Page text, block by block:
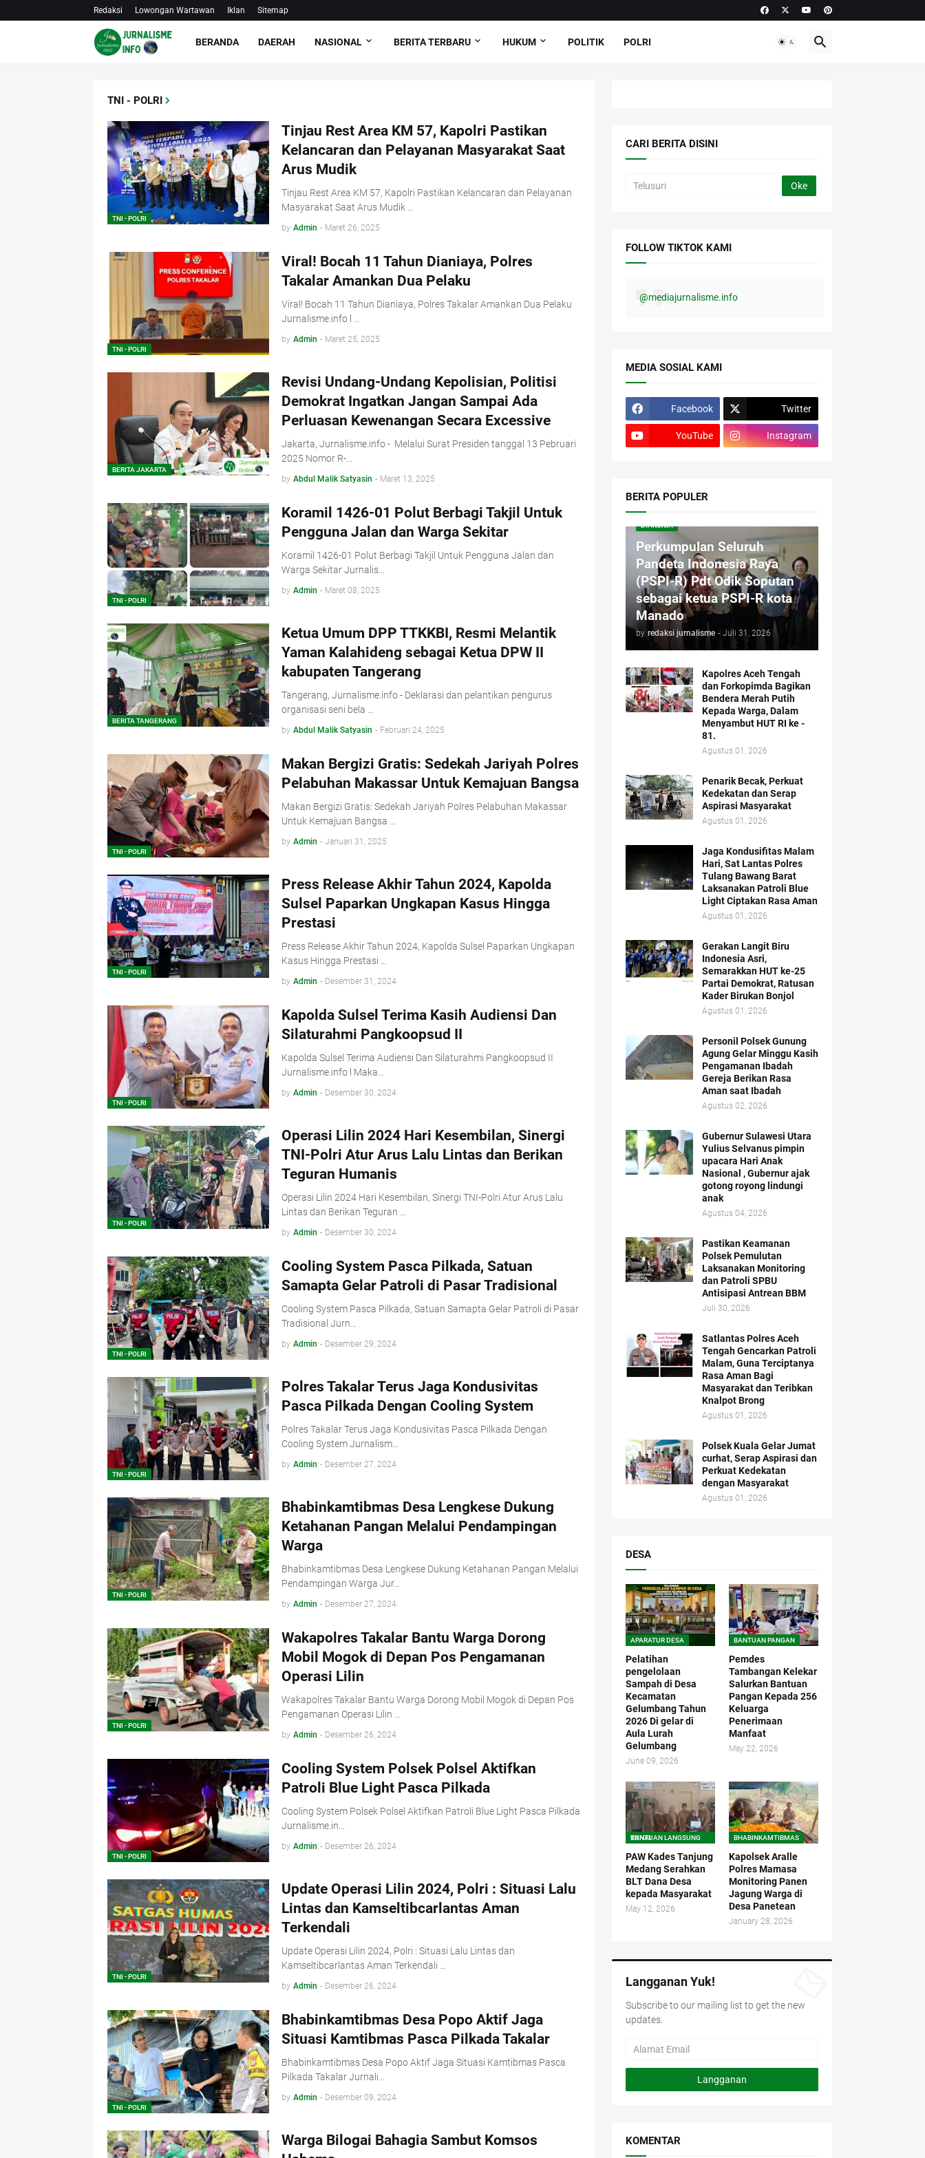
Redaksi Lowongan Wartawan Iklan Sitemap
BERANDA DAERAH NASIONAL BERITA TERBARU HUKUM POLITIK POLRI
TNI - POLRI
TNI - POLRI
Tinjau Rest Area KM 57, Kapolri Pastikan
Kelancaran dan Pelayanan Masyarakat Saat
Arus Mudik
Tinjau Rest Area KM 57, Kapolri Pastikan Kelancaran dan Pelayanan
Masyarakat Saat Arus Mudik …
by Admin - Maret 26, 2025
TNI - POLRI
Viral! Bocah 11 Tahun Dianiaya, Polres
Takalar Amankan Dua Pelaku
Viral! Bocah 11 Tahun Dianiaya, Polres Takalar Amankan Dua Pelaku
Jurnalisme.info l …
by Admin - Maret 25, 2025
BERITA JAKARTA
Revisi Undang-Undang Kepolisian, Politisi
Demokrat Ingatkan Jangan Sampai Ada
Perluasan Kewenangan Secara Excessive
Jakarta, Jurnalisme.info - Melalui Surat Presiden tanggal 13 Pebruari
2025 Nomor R-…
by Abdul Malik Satyasin - Maret 13, 2025
TNI - POLRI
Koramil 1426-01 Polut Berbagi Takjil Untuk
Pengguna Jalan dan Warga Sekitar
Koramil 1426-01 Polut Berbagi Takjil Untuk Pengguna Jalan dan
Warga Sekitar Jurnalis…
by Admin - Maret 08, 2025
BERITA TANGERANG
Ketua Umum DPP TTKKBI, Resmi Melantik
Yaman Kalahideng sebagai Ketua DPW II
kabupaten Tangerang
Tangerang, Jurnalisme.info - Deklarasi dan pelantikan pengurus
organisasi seni bela …
by Abdul Malik Satyasin - Februari 24, 2025
TNI - POLRI
Makan Bergizi Gratis: Sedekah Jariyah Polres
Pelabuhan Makassar Untuk Kemajuan Bangsa
Makan Bergizi Gratis: Sedekah Jariyah Polres Pelabuhan Makassar
Untuk Kemajuan Bangsa …
by Admin - Januari 31, 2025
TNI - POLRI
Press Release Akhir Tahun 2024, Kapolda
Sulsel Paparkan Ungkapan Kasus Hingga
Prestasi
Press Release Akhir Tahun 2024, Kapolda Sulsel Paparkan Ungkapan
Kasus Hingga Prestasi …
by Admin - Desember 31, 2024
TNI - POLRI
Kapolda Sulsel Terima Kasih Audiensi Dan
Silaturahmi Pangkoopsud II
Kapolda Sulsel Terima Audiensi Dan Silaturahmi Pangkoopsud II
Jurnalisme.info l Maka…
by Admin - Desember 30, 2024
TNI - POLRI
Operasi Lilin 2024 Hari Kesembilan, Sinergi
TNI-Polri Atur Arus Lalu Lintas dan Berikan
Teguran Humanis
Operasi Lilin 2024 Hari Kesembilan, Sinergi TNI-Polri Atur Arus Lalu
Lintas dan Berikan Teguran …
by Admin - Desember 30, 2024
TNI - POLRI
Cooling System Pasca Pilkada, Satuan
Samapta Gelar Patroli di Pasar Tradisional
Cooling System Pasca Pilkada, Satuan Samapta Gelar Patroli di Pasar
Tradisional Jurn…
by Admin - Desember 29, 2024
TNI - POLRI
Polres Takalar Terus Jaga Kondusivitas
Pasca Pilkada Dengan Cooling System
Polres Takalar Terus Jaga Kondusivitas Pasca Pilkada Dengan
Cooling System Jurnalism…
by Admin - Desember 27, 2024
TNI - POLRI
Bhabinkamtibmas Desa Lengkese Dukung
Ketahanan Pangan Melalui Pendampingan
Warga
Bhabinkamtibmas Desa Lengkese Dukung Ketahanan Pangan Melalui
Pendampingan Warga Jur…
by Admin - Desember 27, 2024
TNI - POLRI
Wakapolres Takalar Bantu Warga Dorong
Mobil Mogok di Depan Pos Pengamanan
Operasi Lilin
Wakapolres Takalar Bantu Warga Dorong Mobil Mogok di Depan Pos
Pengamanan Operasi Lilin …
by Admin - Desember 26, 2024
TNI - POLRI
Cooling System Polsek Polsel Aktifkan
Patroli Blue Light Pasca Pilkada
Cooling System Polsek Polsel Aktifkan Patroli Blue Light Pasca Pilkada
Jurnalisme.in…
by Admin - Desember 26, 2024
TNI - POLRI
Update Operasi Lilin 2024, Polri : Situasi Lalu
Lintas dan Kamseltibcarlantas Aman
Terkendali
Update Operasi Lilin 2024, Polri : Situasi Lalu Lintas dan
Kamseltibcarlantas Aman Terkendali …
by Admin - Desember 26, 2024
TNI - POLRI
Bhabinkamtibmas Desa Popo Aktif Jaga
Situasi Kamtibmas Pasca Pilkada Takalar
Bhabinkamtibmas Desa Popo Aktif Jaga Situasi Kamtibmas Pasca
Pilkada Takalar Jurnali…
by Admin - Desember 09, 2024
Warga Bilogai Bahagia Sambut Komsos
CARI BERITA DISINI
FOLLOW TIKTOK KAMI
@mediajurnalisme.info
MEDIA SOSIAL KAMI
Facebook Twitter
YouTube Instagram
BERITA POPULER
DIAKONIA
Perkumpulan Seluruh
Pandeta Indonesia Raya
(PSPI-R) Pdt Odik Soputan
sebagai ketua PSPI-R kota
Manado
by redaksi jurnalisme - Juli 31, 2026
Kapolres Aceh Tengah
dan Forkopimda Bagikan
Bendera Merah Putih
Kepada Warga, Dalam
Menyambut HUT RI ke -
81.
Agustus 01, 2026
Penarik Becak, Perkuat
Kedekatan dan Serap
Aspirasi Masyarakat
Agustus 01, 2026
Jaga Kondusifitas Malam
Hari, Sat Lantas Polres
Tulang Bawang Barat
Laksanakan Patroli Blue
Light Ciptakan Rasa Aman
Agustus 01, 2026
Gerakan Langit Biru
Indonesia Asri,
Semarakkan HUT ke-25
Partai Demokrat, Ratusan
Kader Birukan Bonjol
Agustus 01, 2026
Personil Polsek Gunung
Agung Gelar Minggu Kasih
Pengamanan Ibadah
Gereja Berikan Rasa
Aman saat Ibadah
Agustus 02, 2026
Gubernur Sulawesi Utara
Yulius Selvanus pimpin
upacara Hari Anak
Nasional , Gubernur ajak
gotong royong lindungi
anak
Agustus 04, 2026
Pastikan Keamanan
Polsek Pemulutan
Laksanakan Monitoring
dan Patroli SPBU
Antisipasi Antrean BBM
Juli 30, 2026
Satlantas Polres Aceh
Tengah Gencarkan Patroli
Malam, Guna Terciptanya
Rasa Aman Bagi
Masyarakat dan Teribkan
Knalpot Brong
Agustus 01, 2026
Polsek Kuala Gelar Jumat
curhat, Serap Aspirasi dan
Perkuat Kedekatan
dengan Masyarakat
Agustus 01, 2026
DESA
APARATUR DESA
Pelatihan
pengelolaan
Sampah di Desa
Kecamatan
Gelumbang Tahun
2026 Di gelar di
Aula Lurah
Gelumbang
June 09, 2026
BANTUAN PANGAN
Pemdes
Tambangan Kelekar
Salurkan Bantuan
Pangan Kepada 256
Keluarga
Penerimaan
Manfaat
May 22, 2026
BANTUAN LANGSUNG TUNAI
PAW Kades Tanjung
Medang Serahkan
BLT Dana Desa
kepada Masyarakat
May 12, 2026
BHABINKAMTIBMAS
Kapolsek Aralle
Polres Mamasa
Monitoring Panen
Jagung Warga di
Desa Panetean
January 28, 2026
Langganan Yuk!
Subscribe to our mailing list to get the new
updates.
KOMENTAR